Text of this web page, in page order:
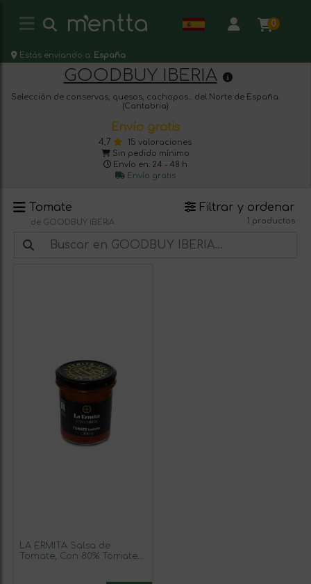
0
Estás enviando a: España
GOODBUY IBERIA
Selección de conservas, quesos, cachopos... del Norte de España.
(Cantabria)
Envío gratis
4,7
15 valoraciones
Sin pedido mínimo
Envío en: 24 - 48 h
Envío gratis
Tomate
de GOODBUY IBERIA
Filtrar y ordenar
1 productos
LA ERMITA Salsa de
Tomate, Con 80% Tomate